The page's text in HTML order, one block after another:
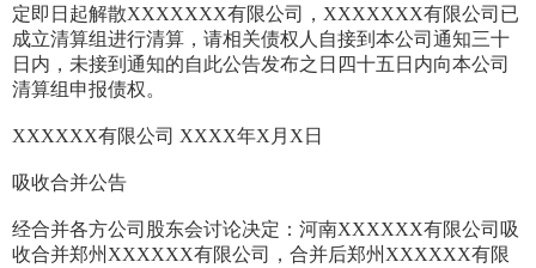
定即日起解散XXXXXXX有限公司，XXXXXXX有限公司已
成立清算组进行清算，请相关债权人自接到本公司通知三十
日内，未接到通知的自此公告发布之日四十五日内向本公司
清算组申报债权。
XXXXXX有限公司 XXXX年X月X日
吸收合并公告
经合并各方公司股东会讨论决定：河南XXXXXX有限公司吸
收合并郑州XXXXXX有限公司，合并后郑州XXXXXX有限